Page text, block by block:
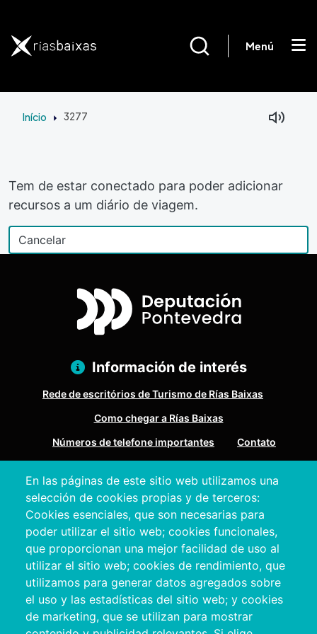
Menú
Início 3277
Tem de estar conectado para poder adicionar
recursos a um diário de viagem.
En las páginas de este sitio web utilizamos una
selección de cookies propias y de terceros:
Cookies esenciales, que son necesarias para
poder utilizar el sitio web; cookies funcionales,
que proporcionan una mejor facilidad de uso al
utilizar el sitio web; cookies de rendimiento, que
utilizamos para generar datos agregados sobre
el uso y las estadísticas del sitio web; y cookies
de marketing, que se utilizan para mostrar
Información de interés
Rede de escritórios de Turismo de Rías Baixas
Como chegar a Rías Baixas
Números de telefone importantes
Contato
Pazo Deputación Provincial. Avda. Montero Ríos, s/n - 36071
Pontevedra
+34 986 804 100 | +34 986 804 124